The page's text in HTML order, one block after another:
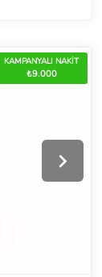
KAMPANYALI NAKİT
₺9.000